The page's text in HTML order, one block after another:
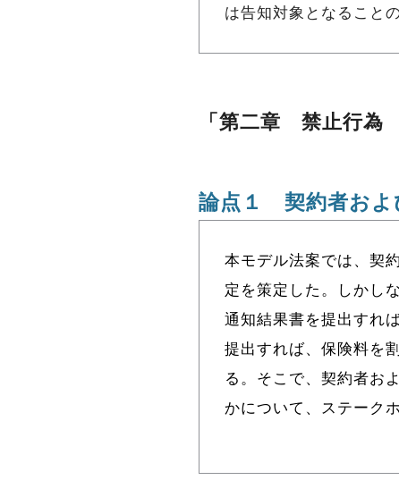
は告知対象となること
「第二章 禁止行為
論点１ 契約者およ
本モデル法案では、契
定を策定した。しかし
通知結果書を提出すれ
提出すれば、保険料を
る。そこで、契約者お
かについて、ステーク